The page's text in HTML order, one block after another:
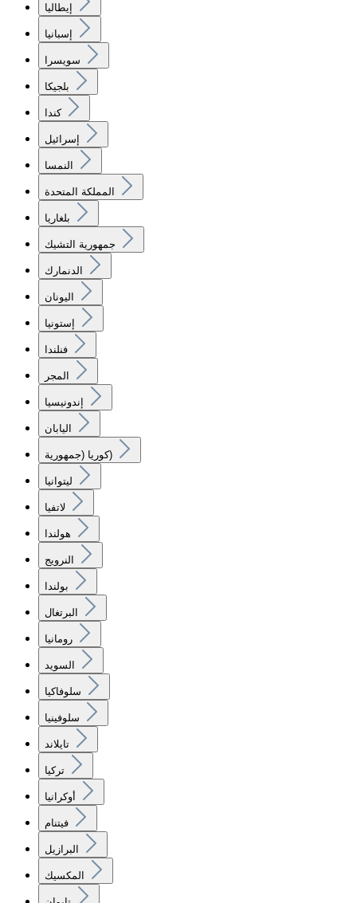
إيطاليا
إسبانيا
سويسرا
بلجيكا
كندا
إسرائيل
النمسا
المملكة المتحدة
بلغاريا
جمهورية التشيك
الدنمارك
اليونان
إستونيا
فنلندا
المجر
إندونيسيا
اليابان
كوريا (جمهورية)
ليتوانيا
لاتفيا
هولندا
النرويج
بولندا
البرتغال
رومانيا
السويد
سلوفاكيا
سلوفينيا
تايلاند
تركيا
أوكرانيا
فيتنام
البرازيل
المكسيك